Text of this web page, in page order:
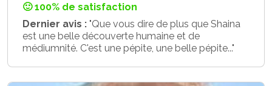
🙂 100% de satisfaction
Dernier avis : "Que vous dire de plus que Shaina
est une belle découverte humaine et de
médiumnité. C'est une pépite, une belle pépite..."